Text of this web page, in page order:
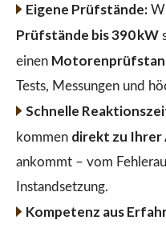
Eigene Prüfstände:
Prüfstände bis 390 kW
einen
Tests, Messungen und
Schnelle
kommen direkt zu Ihrer
ankommt – vom
Instandsetzung.
Kompetenz aus